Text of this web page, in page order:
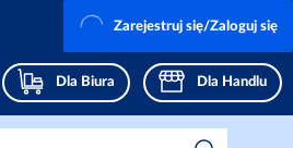
Dla Biura Dla Handlu
Zarejestruj się/Zaloguj się